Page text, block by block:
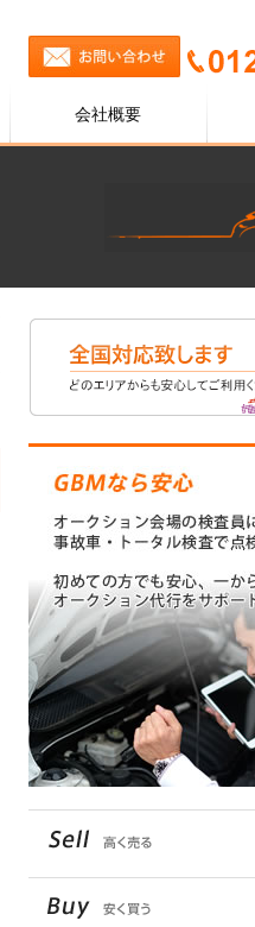
会社概要